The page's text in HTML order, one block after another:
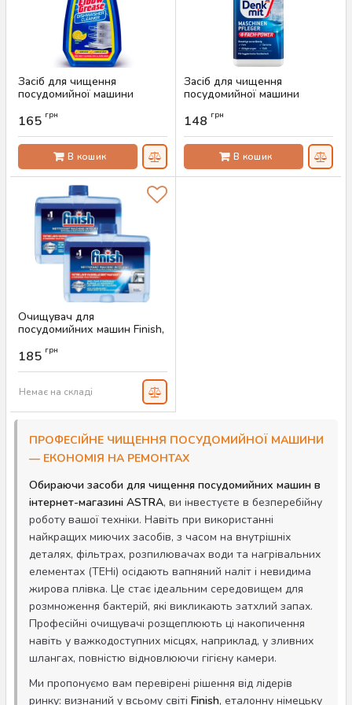
Засіб для чищення
посудомийної машини
Артикул:
165 грн
В кошик
Засіб для чищення
посудомийної машини
Артикул:
148 грн
В кошик
Очищувач для
посудомийних машин Finish,
Артикул:
185 грн
Немає на складі
ПРОФЕСІЙНЕ ЧИЩЕННЯ ПОСУДОМИЙНОЇ МАШИНИ
— ЕКОНОМІЯ НА РЕМОНТАХ
Обираючи засоби для чищення посудомийних машин в
інтернет-магазині ASTRA, ви інвестуєте в безперебійну
роботу вашої техніки. Навіть при використанні
найкращих миючих засобів, з часом на внутрішніх
деталях, фільтрах, розпилювачах води та нагрівальних
елементах (ТЕНі) осідають вапняний наліт і невидима
жирова плівка. Це стає ідеальним середовищем для
розмноження бактерій, які викликають затхлий запах.
Професійні очищувачі розщеплюють ці накопичення
навіть у важкодоступних місцях, наприклад, у зливних
шлангах, повністю відновлюючи гігієну камери.
Ми пропонуємо вам перевірені рішення від лідерів
ринку: визнаний у всьому світі Finish, еталонну німецьку